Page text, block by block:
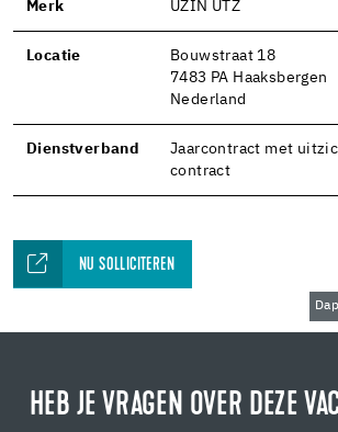
Merk UZIN UTZ
Locatie
Bouwstraat 18
7483 PA Haaksbergen
Nederland
Dienstverband
Jaarcontract met
contract
NU SOLLICITEREN
HEB JE VRAGEN OVER DEZE